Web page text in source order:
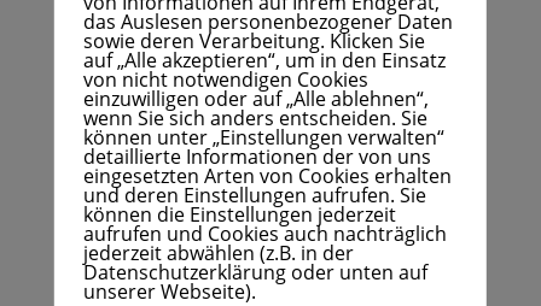
ab 12.00 Uhr den Almabtrieb(Bild 13)miterleben.
Um 16.00 Uhr zeigte uns noch ein Wellness-Experte
im Schwimmbad wie man einen Kneipp-Parcour
richtig durchführt. Dann bei schönstem Wetter
sonnenbaden, schwimmen – einfach die Seele
baumeln lassen.
Der Abschiedsabend in der Taverne begann damit,
dass sich alle Carthago-Freunde bei Marianne und
Kurt mit einem Geschenk für diese wundervolle
Woche bedankten. Auch unsere Wanderführer
das Auslesen personenbezogener Daten
sowie deren Verarbeitung. Klicken Sie
auf „Alle akzeptieren“, um in den Einsatz
von nicht notwendigen Cookies
einzuwilligen oder auf „Alle ablehnen“,
wenn Sie sich anders entscheiden. Sie
können unter „Einstellungen verwalten“
detaillierte Informationen der von uns
eingesetzten Arten von Cookies erhalten
und deren Einstellungen aufrufen. Sie
können die Einstellungen jederzeit
aufrufen und Cookies auch nachträglich
jederzeit abwählen (z.B. in der
Datenschutzerklärung oder unten auf
unserer Webseite).